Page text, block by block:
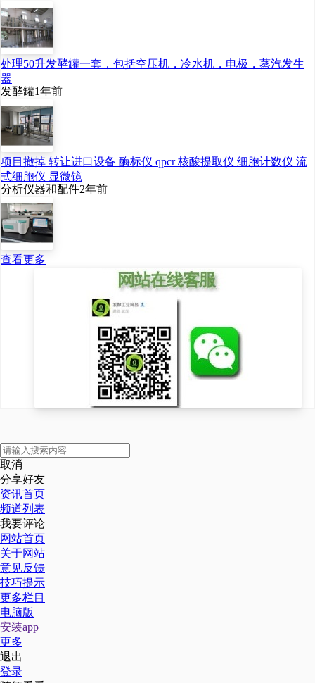
处理50升发酵罐一套，包括空压机，冷水机，电极，蒸汽发生
器
发酵罐1年前
项目撤掉 转让进口设备 酶标仪 qpcr 核酸提取仪 细胞计数仪 流
式细胞仪 显微镜
分析仪器和配件2年前
查看更多
取消
分享好友
资讯首页
频道列表
我要评论
网站首页
关于网站
意见反馈
技巧提示
更多栏目
电脑版
安装app
更多
退出
登录